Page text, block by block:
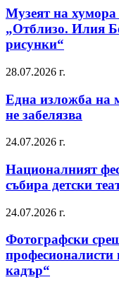
Музеят на хумора
„Отблизо. Илия
рисунки“
28.07.2026 г.
Една изложба на
не забелязва
24.07.2026 г.
Националният
събира детски
24.07.2026 г.
Фотографски
кадър“